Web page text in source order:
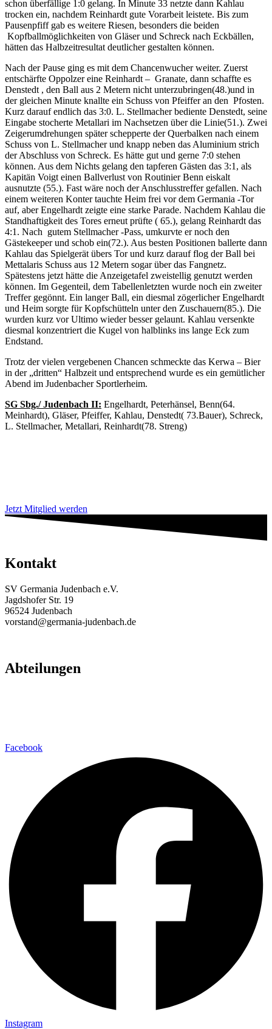
schon überfällige 1:0 gelang. In Minute 33 netzte dann Kahlau
trocken ein, nachdem Reinhardt gute Vorarbeit leistete. Bis zum
Pausenpfiff gab es weitere Riesen, besonders die beiden
Kopfballmöglichkeiten von Gläser und Schreck nach Eckbällen,
hätten das Halbzeitresultat deutlicher gestalten können.
Nach der Pause ging es mit dem Chancenwucher weiter. Zuerst
entschärfte Oppolzer eine Reinhardt – Granate, dann schaffte es
Denstedt , den Ball aus 2 Metern nicht unterzubringen(48.)und in
der gleichen Minute knallte ein Schuss von Pfeiffer an den Pfosten.
Kurz darauf endlich das 3:0. L. Stellmacher bediente Denstedt, seine
Eingabe stocherte Metallari im Nachsetzen über die Linie(51.). Zwei
Zeigerumdrehungen später schepperte der Querbalken nach einem
Schuss von L. Stellmacher und knapp neben das Aluminium strich
der Abschluss von Schreck. Es hätte gut und gerne 7:0 stehen
können. Aus dem Nichts gelang den tapferen Gästen das 3:1, als
Kapitän Voigt einen Ballverlust von Routinier Benn eiskalt
ausnutzte (55.). Fast wäre noch der Anschlusstreffer gefallen. Nach
einem weiteren Konter tauchte Heim frei vor dem Germania -Tor
auf, aber Engelhardt zeigte eine starke Parade. Nachdem Kahlau die
Standhaftigkeit des Tores erneut prüfte ( 65.), gelang Reinhardt das
4:1. Nach gutem Stellmacher -Pass, umkurvte er noch den
Gästekeeper und schob ein(72.). Aus besten Positionen ballerte dann
Kahlau das Spielgerät übers Tor und kurz darauf flog der Ball bei
Mettalaris Schuss aus 12 Metern sogar über das Fangnetz.
Spätestens jetzt hätte die Anzeigetafel zweistellig genutzt werden
können. Im Gegenteil, dem Tabellenletzten wurde noch ein zweiter
Treffer gegönnt. Ein langer Ball, ein diesmal zögerlicher Engelhardt
und Heim sorgte für Kopfschütteln unter den Zuschauern(85.). Die
wurden kurz vor Ultimo wieder besser gelaunt. Kahlau versenkte
diesmal konzentriert die Kugel von halblinks ins lange Eck zum
Endstand.
Trotz der vielen vergebenen Chancen schmeckte das Kerwa – Bier
in der „dritten“ Halbzeit und entsprechend wurde es ein gemütlicher
Abend im Judenbacher Sportlerheim.
SG Sbg./ Judenbach II: Engelhardt, Peterhänsel, Benn(64.
Meinhardt), Gläser, Pfeiffer, Kahlau, Denstedt( 73.Bauer), Schreck,
L. Stellmacher, Metallari, Reinhardt(78. Streng)
Jetzt Mitglied werden
Kontakt
SV Germania Judenbach e.V.
Jagdshofer Str. 19
96524 Judenbach
vorstand@germania-judenbach.de
Abteilungen
Facebook
Instagram